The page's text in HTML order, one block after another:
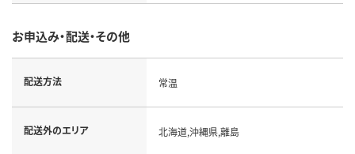
お申込み・配送・その他
配送方法 常温
配送外のエリア 北海道,沖縄県,離島